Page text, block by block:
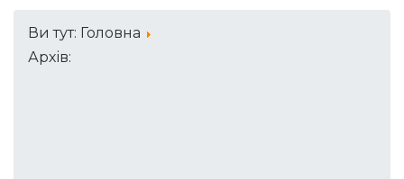
Ви тут: Головна
Архів: